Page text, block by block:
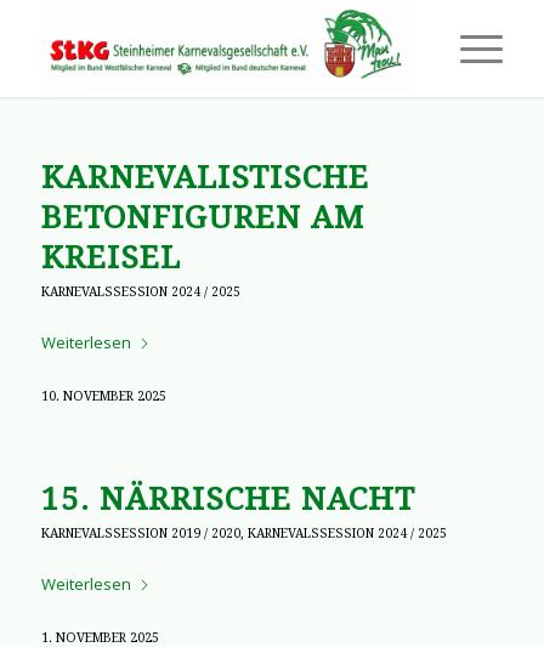
KARNEVALISTISCHE
BETONFIGUREN AM
KREISEL
KARNEVALSSESSION 2024 / 2025
Weiterlesen
10. NOVEMBER 2025
15. NÄRRISCHE NACHT
KARNEVALSSESSION 2019 / 2020, KARNEVALSSESSION 2024 / 2025
Weiterlesen
1. NOVEMBER 2025